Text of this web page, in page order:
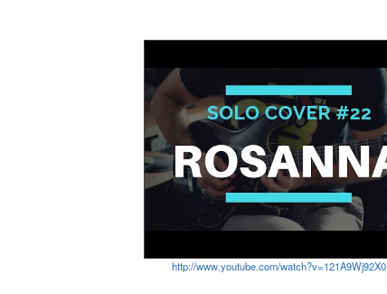
http://www.youtube.com/watch?v=121A9Wj92X0